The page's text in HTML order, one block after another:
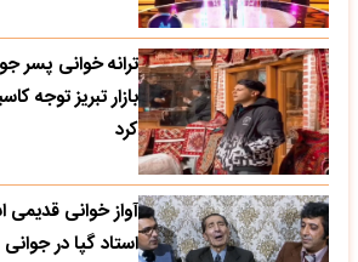
ترانه خوانی پسر
بازار تبریز توجه
کرد
آواز خوانی قدیمی
استاد گپا در جوانی